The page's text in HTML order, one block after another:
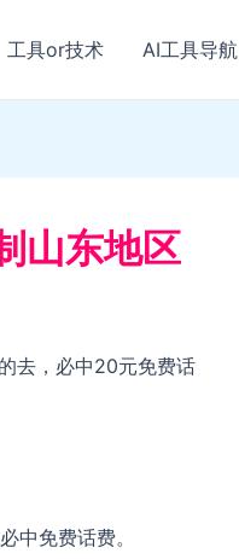
工具or技术 AI工具导航
山东地区
去，必中20元免费话
中免费话费。